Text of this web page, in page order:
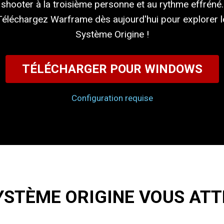
shooter à la troisième personne et au rythme effréné.
Warframe dès aujourd'hui pour explorer
Système Origine !
TÉLÉCHARGER POUR WINDOWS
Configuration requise
ORIGINE VOUS